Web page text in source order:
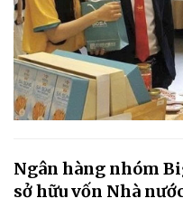
Ngân hàng nhóm
sở hữu vốn Nhà